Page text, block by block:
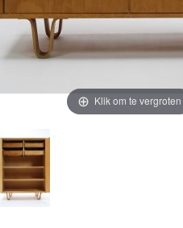
Klik om te vergroten